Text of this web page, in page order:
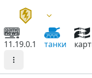
11.19.0.1 танки